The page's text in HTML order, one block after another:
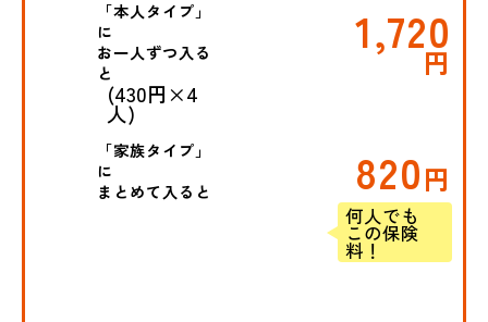
「本人タイプ」
に
お一人ずつ入る
と
1,720
円
(430円×4
人)
「家族タイプ」
に
まとめて入ると
820円
何人でも
この保険
料！